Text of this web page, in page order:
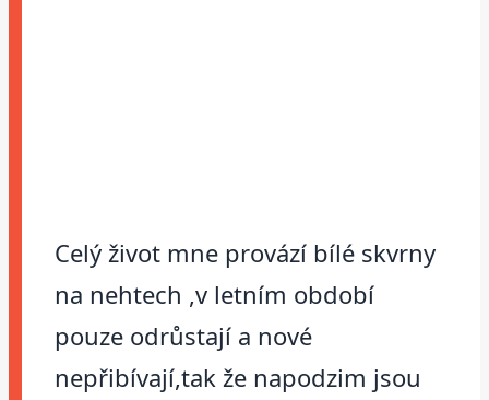
Celý život mne provází bílé skvrny
na nehtech ,v letním období
pouze odrůstají a nové
nepřibívají,tak že napodzim jsou